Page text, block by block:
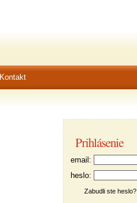
Kontakt
Prihlásenie
email:
heslo:
Zabudli ste heslo?